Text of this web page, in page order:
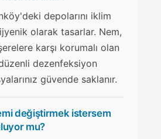
depolarını iklim
olarak tasarlar. Nem,
karşı korumalı olan
dezenfeksiyon
güvende saklanır.
değiştirmek istersem
mu?